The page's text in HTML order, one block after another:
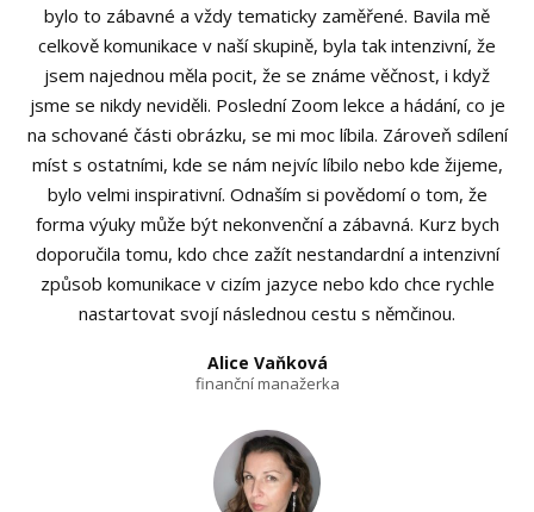
bylo to zábavné a vždy tematicky zaměřené. Bavila mě
celkově komunikace v naší skupině, byla tak intenzivní, že
jsem najednou měla pocit, že se známe věčnost, i když
jsme se nikdy neviděli. Poslední Zoom lekce a hádání, co je
na schované části obrázku, se mi moc líbila. Zároveň sdílení
míst s ostatními, kde se nám nejvíc líbilo nebo kde žijeme,
bylo velmi inspirativní. Odnaším si povědomí o tom, že
forma výuky může být nekonvenční a zábavná. Kurz bych
doporučila tomu, kdo chce zažít nestandardní a intenzivní
způsob komunikace v cizím jazyce nebo kdo chce rychle
nastartovat svojí následnou cestu s němčinou.
Alice Vaňková
finanční manažerka